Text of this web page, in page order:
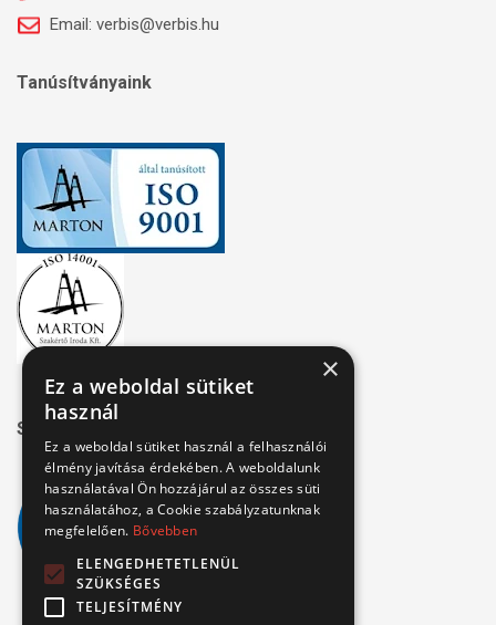
Email: verbis@verbis.hu
Tanúsítványaink
Széchenyi 2020
×
Ez a weboldal sütiket
használ
Ez a weboldal sütiket használ a felhasználói
élmény javítása érdekében. A weboldalunk
használatával Ön hozzájárul az összes süti
használatához, a Cookie szabályzatunknak
megfelelően. Bővebben
ELENGEDHETETLENÜL
SZÜKSÉGES
TELJESÍTMÉNY